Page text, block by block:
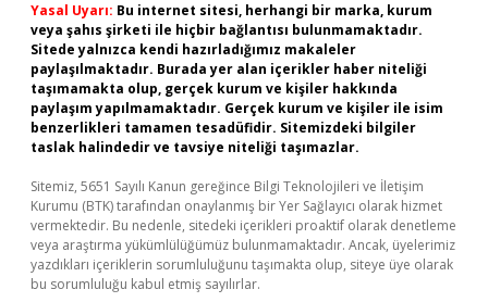
Yasal Uyarı: Bu internet sitesi, herhangi bir marka, kurum
veya şahıs şirketi ile hiçbir bağlantısı bulunmamaktadır.
Sitede yalnızca kendi hazırladığımız makaleler
paylaşılmaktadır. Burada yer alan içerikler haber niteliği
taşımamakta olup, gerçek kurum ve kişiler hakkında
paylaşım yapılmamaktadır. Gerçek kurum ve kişiler ile isim
benzerlikleri tamamen tesadüfidir. Sitemizdeki bilgiler
taslak halindedir ve tavsiye niteliği taşımazlar.
Sitemiz, 5651 Sayılı Kanun gereğince Bilgi Teknolojileri ve İletişim
Kurumu (BTK) tarafından onaylanmış bir Yer Sağlayıcı olarak hizmet
vermektedir. Bu nedenle, sitedeki içerikleri proaktif olarak denetleme
veya araştırma yükümlülüğümüz bulunmamaktadır. Ancak, üyelerimiz
yazdıkları içeriklerin sorumluluğunu taşımakta olup, siteye üye olarak
bu sorumluluğu kabul etmiş sayılırlar.